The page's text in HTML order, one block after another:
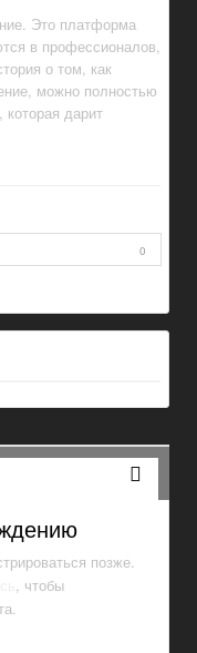
Это платформа
в профессионалов,
о том, как
можно полностью
дарит
0
позже.
, чтобы